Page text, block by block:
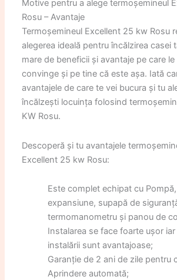
Motive pentru a alege termoșemineul
Rosu – Avantaje
Termoșemineul Excellent 25 kw Rosu
alegerea ideală pentru încălzirea casei
mare de beneficii și avantaje pe care
convinge și pe tine că este așa. Iată
avantajele de care te vei bucura și tu
încălzești locuința folosind
KW Rosu.
Descoperă și tu avantajele
Excellent 25 kw Rosu:
Este complet echipat cu
expansiune, supapă de
termomanometru și panou de
Instalarea se face foarte ușor
instalării sunt avantajoase;
Garanție de 2 ani de zile pentru
Aprindere automată;